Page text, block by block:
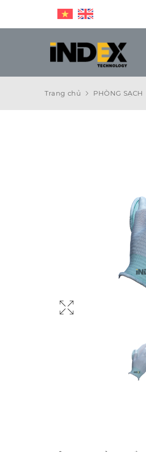
Trang chủ PHÒNG SẠCH